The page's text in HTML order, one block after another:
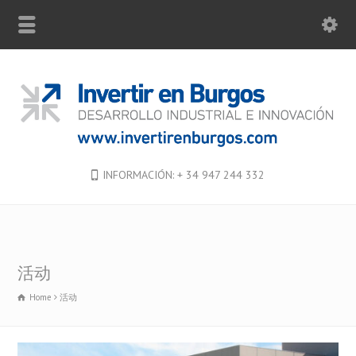
INFORMACIÓN: + 34 947 244 332
活动
Home 活动